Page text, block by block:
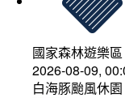
國家森林遊樂區
2026-08-09,
白海豚颱風休